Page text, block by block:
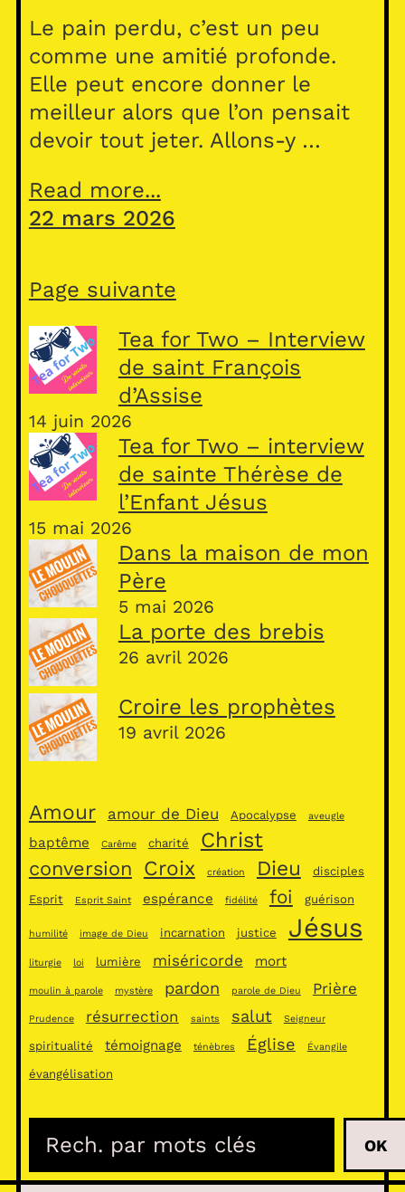
Le pain perdu, c’est un peu
comme une amitié profonde.
Elle peut encore donner le
meilleur alors que l’on pensait
devoir tout jeter. Allons-y …
Read more...
22 mars 2026
Page suivante
Tea for Two – Interview
de saint François
d’Assise
14 juin 2026
Tea for Two – interview
de sainte Thérèse de
l’Enfant Jésus
15 mai 2026
Dans la maison de mon
Père
5 mai 2026
La porte des brebis
26 avril 2026
Croire les prophètes
19 avril 2026
Amour amour de Dieu Apocalypse aveugle
baptême Carême charité Christ
conversion Croix création Dieu disciples
Esprit Esprit Saint espérance fidélité foi guérison
humilité image de Dieu incarnation justice Jésus
liturgie loi lumière miséricorde mort
moulin à parole mystère pardon parole de Dieu Prière
Prudence résurrection saints salut Seigneur
spiritualité témoignage ténèbres Église Évangile
évangélisation
c
OK